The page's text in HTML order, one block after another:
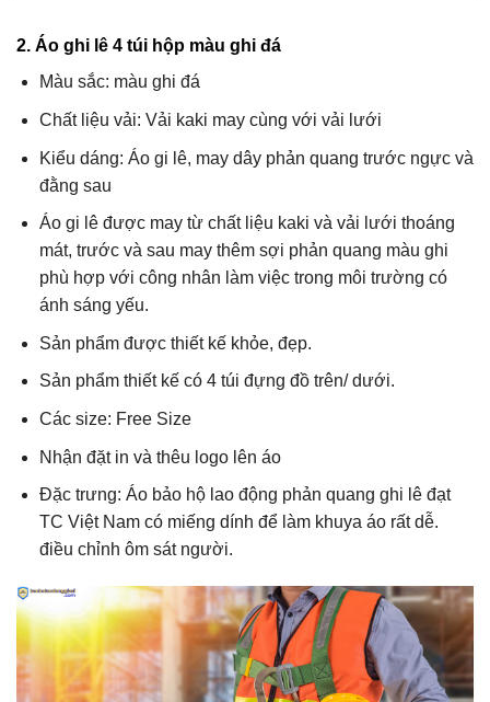
2. Áo ghi lê 4 túi hộp màu ghi đá
Màu sắc: màu ghi đá
Chất liệu vải: Vải kaki may cùng với vải lưới
Kiểu dáng: Áo gi lê, may dây phản quang trước ngực và
đằng sau
Áo gi lê được may từ chất liệu kaki và vải lưới thoáng
mát, trước và sau may thêm sợi phản quang màu ghi
phù hợp với công nhân làm việc trong môi trường có
ánh sáng yếu.
Sản phẩm được thiết kế khỏe, đẹp.
Sản phẩm thiết kế có 4 túi đựng đồ trên/ dưới.
Các size: Free Size
Nhận đặt in và thêu logo lên áo
Đặc trưng: Áo bảo hộ lao động phản quang ghi lê đạt
TC Việt Nam có miếng dính để làm khuya áo rất dễ.
điều chỉnh ôm sát người.